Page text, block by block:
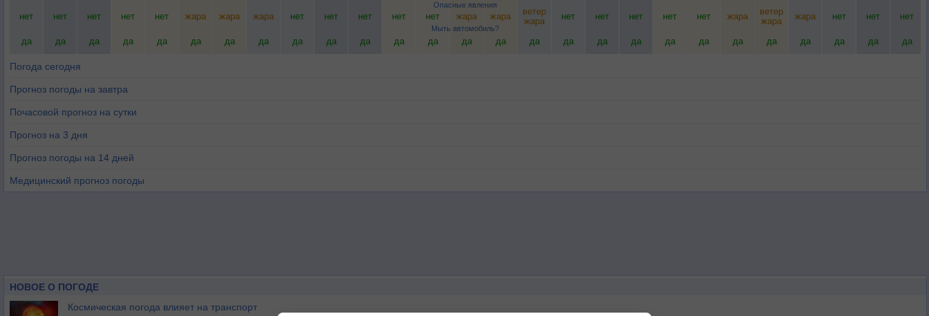
Опасные явления
Мыть автомобиль?
нет нет нет нет нет жара жара жара нет нет нет нет нет жара жара
ветер
жара
нет нет нет нет нет жара
ветер
жара
жара нет нет нет
да да да да да да да да да да да да да да да да да да да да да да да да да да да
Погода сегодня
Прогноз погоды на завтра
Почасовой прогноз на сутки
Прогноз на 3 дня
Прогноз погоды на 14 дней
Медицинский прогноз погоды
НОВОЕ О ПОГОДЕ
Космическая погода влияет на транспорт